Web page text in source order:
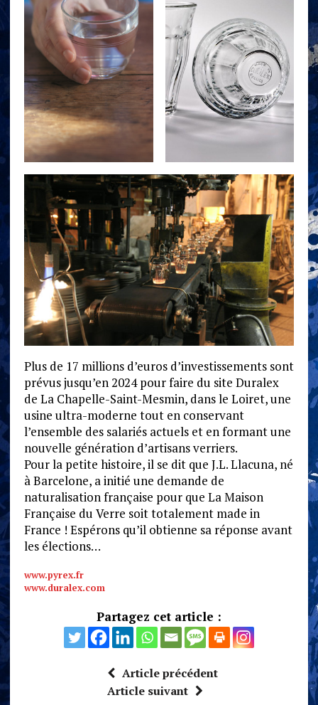
Plus de 17 millions d’euros d’investissements sont
prévus jusqu’en 2024 pour faire du site Duralex
de La Chapelle-Saint-Mesmin, dans le Loiret, une
usine ultra-moderne tout en conservant
l’ensemble des salariés actuels et en formant une
nouvelle génération d’artisans verriers.
Pour la petite histoire, il se dit que J.L. Llacuna, né
à Barcelone, a initié une demande de
naturalisation française pour que La Maison
Française du Verre soit totalement made in
France ! Espérons qu’il obtienne sa réponse avant
les élections…
www.pyrex.fr
www.duralex.com
Partagez cet article :
Article précédent
Article suivant